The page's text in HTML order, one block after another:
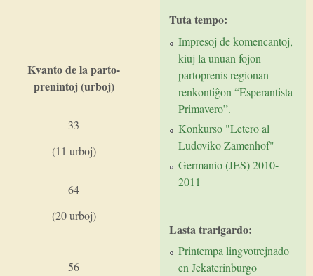
Kvanto de la parto-
prenintoj (urboj)
33
(11 urboj)
64
(20 urboj)
56
Tuta tempo:
Impresoj de komencantoj,
kiuj la unuan fojon
partoprenis regionan
renkontiĝon “Esperantista
Primavero”.
Konkurso "Letero al
Ludoviko Zamenhof"
Germanio (JES) 2010-
2011
Lasta trarigardo:
Printempa lingvotrejnado
en Jekaterinburgo